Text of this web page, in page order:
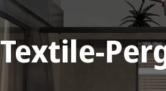
Textile-